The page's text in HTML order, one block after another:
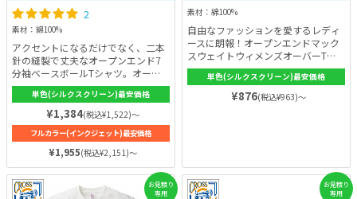
2
素材：綿100%
アクセントになるだけでなく、二本
針の縫製で丈夫なオープンエンド7
分袖ベースボールTシャツ。オープ
ンエンド糸は、空気の流れを活かし
て製作した糸で、繊維の間にボリュ
ームが出ます。繊維が不均等になる
ため、特有のザックリとした雰囲気
に！生地の厚みは6.2ozと十分にあ
り、耐久性も抜群！この商品を活用
して、思い出に残るオリジナルベー
スボールTシャツを作りましょう♪
単色(シルクスクリーン)最安価格
¥1,384(税込¥1,522)～
フルカラー(インクジェット)最安価格
¥1,955(税込¥2,151)～
素材：綿100%
自由なファッションを愛するレディ
ースに朗報！オープンエンドマック
スウェイトウィメンズオーバーTシ
ャツが新登場です！今っぽさと快適
さを両立させたこのTシャツは、あ
なたの個性を引き立てる一枚になる
こと間違いなしです。
単色(シルクスクリーン)最安価格
¥876(税込¥963)～
お見積り
専用
お見積り
専用